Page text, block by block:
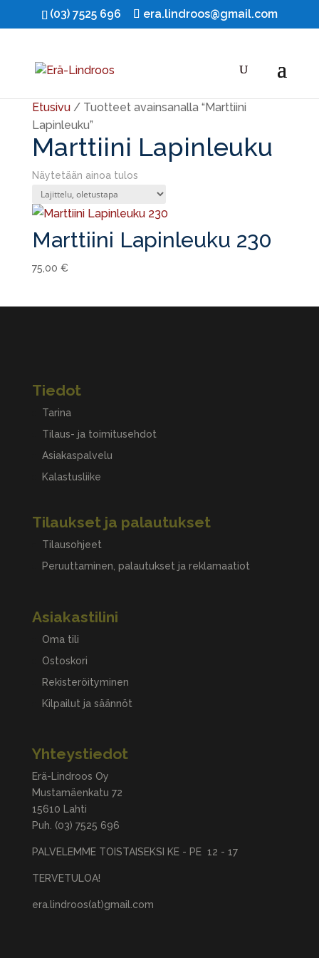
(03) 7525 696 era.lindroos@gmail.com
Etusivu/ Tuotteet avainsanalla “Marttiini
Lapinleuku”
Marttiini Lapinleuku
Näytetään ainoa tulos
Marttiini Lapinleuku 230
75,00 €
Tiedot
Tarina
Tilaus- ja toimitusehdot
Asiakaspalvelu
Kalastusliike
Tilaukset ja palautukset
Tilausohjeet
Peruuttaminen, palautukset ja reklamaatiot
Asiakastilini
Oma tili
Ostoskori
Rekisteröityminen
Kilpailut ja säännöt
Yhteystiedot
Erä-Lindroos Oy
Mustamäenkatu 72
15610 Lahti
Puh. (03) 7525 696
PALVELEMME TOISTAISEKSI KE - PE 12 - 17
TERVETULOA!
era.lindroos(at)gmail.com